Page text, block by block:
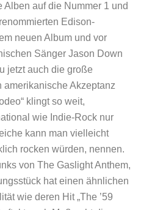
auf die Nummer 1 und
Edison-
neuen Album und vor
Sänger Jason Down
jetzt auch die große
amerikanische Akzeptanz
klingt so weit,
wie Indie-Rock nur
kann man vielleicht
rocken würden, nennen.
von The Gaslight Anthem,
hat einen ähnlichen
wie deren Hit „The ’59